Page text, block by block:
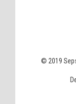
© 2019